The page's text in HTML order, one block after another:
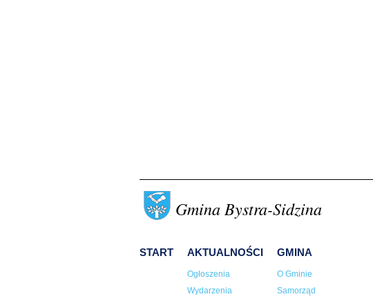
Gmina Bystra-Sidzina
START AKTUALNOŚCI
Ogłoszenia
Wydarzenia
GMINA
O Gminie
Samorząd